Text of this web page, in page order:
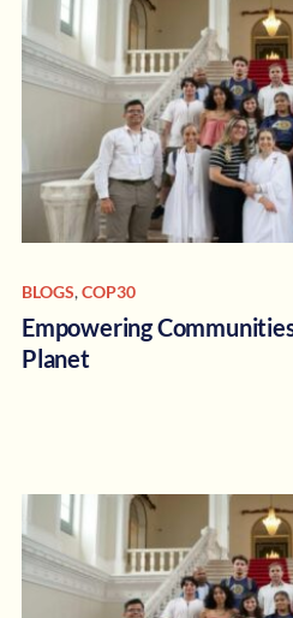
BLOGS,COP30
Empowering
Planet